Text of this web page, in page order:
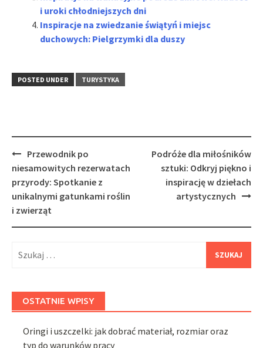
i uroki chłodniejszych dni
Inspiracje na zwiedzanie świątyń i miejsc
duchowych: Pielgrzymki dla duszy
POSTED UNDER TURYSTYKA
Post
navigation
Przewodnik po
niesamowitych rezerwatach
przyrody: Spotkanie z
unikalnymi gatunkami roślin
i zwierząt
Podróże dla miłośników
sztuki: Odkryj piękno i
inspirację w dziełach
artystycznych
OSTATNIE WPISY
Oringi i uszczelki: jak dobrać materiał, rozmiar oraz
typ do warunków pracy